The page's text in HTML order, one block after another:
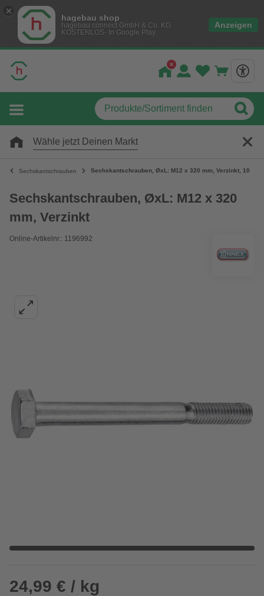
hagebau shop
hagebau connect GmbH & Co. KG
KOSTENLOS- In Google Play
Anzeigen
Wähle jetzt Deinen Markt
Sechskantschrauben Sechskantschrauben, ØxL: M12 x 320 mm, Verzinkt, 1000
Sechskantschrauben, ØxL: M12 x 320
mm, Verzinkt
Online-Artikelnr.: 1196992
24,99 € / kg